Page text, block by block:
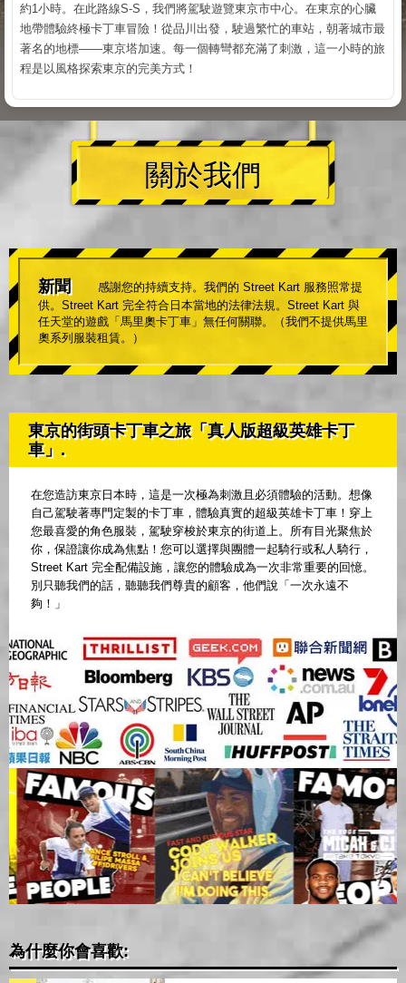
約1小時。在此路線S-S，我們將駕駛遊覽東京市中心。在東京的心臟
地帶體驗終極卡丁車冒險！從品川出發，駛過繁忙的車站，朝著城市最
著名的地標——東京塔加速。每一個轉彎都充滿了刺激，這一小時的旅
程是以風格探索東京的完美方式！
關於我們
新聞
感謝您的持續支持。我們的 Street Kart 服務照常提
供。Street Kart 完全符合日本當地的法律法規。Street Kart 與
任天堂的遊戲「馬里奧卡丁車」無任何關聯。（我們不提供馬里
奧系列服裝租賃。）
東京的街頭卡丁車之旅「真人版超級英雄卡丁
車」.
在您造訪東京日本時，這是一次極為刺激且必須體驗的活動。想像
自己駕駛著專門定製的卡丁車，體驗真實的超級英雄卡丁車！穿上
您最喜愛的角色服裝，駕駛穿梭於東京的街道上。所有目光聚焦於
你，保證讓你成為焦點！您可以選擇與團體一起騎行或私人騎行，
Street Kart 完全配備設施，讓您的體驗成為一次非常重要的回憶。
別只聽我們的話，聽聽我們尊貴的顧客，他們說「一次永遠不
夠！」
為什麼你會喜歡: